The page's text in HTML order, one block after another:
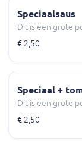
Speciaalsaus
Dit is een grote
€ 2,50
Speciaal +
Dit is een grote
€ 2,50